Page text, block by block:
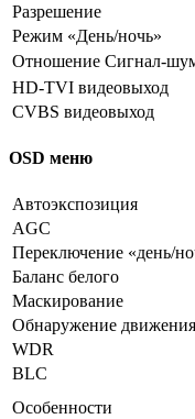
Разрешение
Режим «День/ночь»
Отношение Сигнал-
HD-TVI видеовыход
CVBS видеовыход
OSD меню
Автоэкспозиция
AGC
Переключение «день/
Баланс белого
Маскирование
Обнаружение движения
WDR
BLC
Особенности